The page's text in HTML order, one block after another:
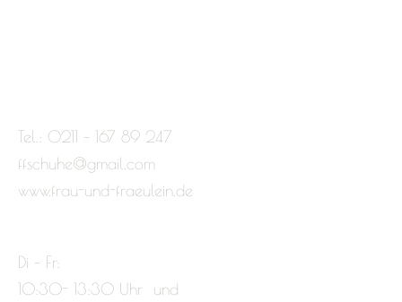
Tel.: 0211 – 167 89 247
ffschuhe@gmail.com
www.frau-und-fraeulein.de
Di – Fr:
10:30- 13:30 Uhr und